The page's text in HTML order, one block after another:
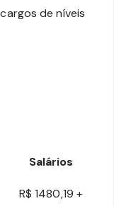
de níveis
Salários
R$ 1480,19 +